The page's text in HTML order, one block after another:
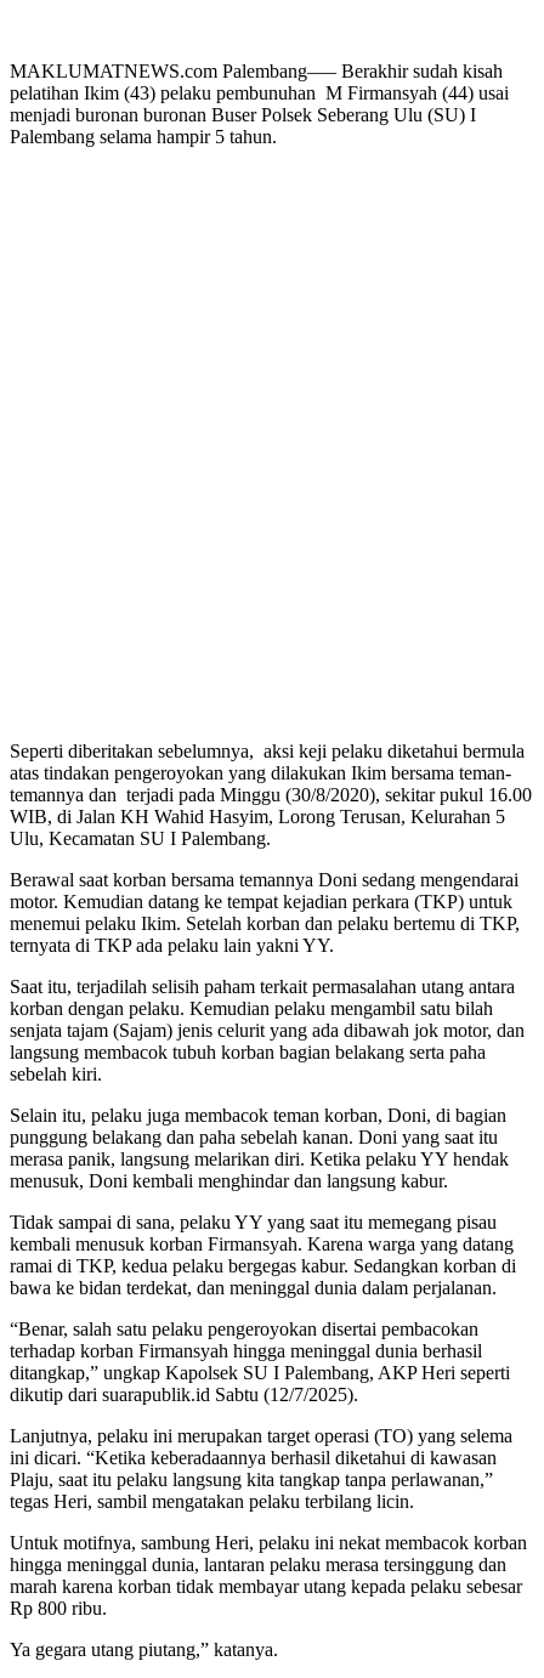
MAKLUMATNEWS.com Palembang—– Berakhir sudah kisah
pelatihan Ikim (43) pelaku pembunuhan M Firmansyah (44) usai
menjadi buronan buronan Buser Polsek Seberang Ulu (SU) I
Palembang selama hampir 5 tahun.
Seperti diberitakan sebelumnya, aksi keji pelaku diketahui bermula
atas tindakan pengeroyokan yang dilakukan Ikim bersama teman-
temannya dan terjadi pada Minggu (30/8/2020), sekitar pukul 16.00
WIB, di Jalan KH Wahid Hasyim, Lorong Terusan, Kelurahan 5
Ulu, Kecamatan SU I Palembang.
Berawal saat korban bersama temannya Doni sedang mengendarai
motor. Kemudian datang ke tempat kejadian perkara (TKP) untuk
menemui pelaku Ikim. Setelah korban dan pelaku bertemu di TKP,
ternyata di TKP ada pelaku lain yakni YY.
Saat itu, terjadilah selisih paham terkait permasalahan utang antara
korban dengan pelaku. Kemudian pelaku mengambil satu bilah
senjata tajam (Sajam) jenis celurit yang ada dibawah jok motor, dan
langsung membacok tubuh korban bagian belakang serta paha
sebelah kiri.
Selain itu, pelaku juga membacok teman korban, Doni, di bagian
punggung belakang dan paha sebelah kanan. Doni yang saat itu
merasa panik, langsung melarikan diri. Ketika pelaku YY hendak
menusuk, Doni kembali menghindar dan langsung kabur.
Tidak sampai di sana, pelaku YY yang saat itu memegang pisau
kembali menusuk korban Firmansyah. Karena warga yang datang
ramai di TKP, kedua pelaku bergegas kabur. Sedangkan korban di
bawa ke bidan terdekat, dan meninggal dunia dalam perjalanan.
“Benar, salah satu pelaku pengeroyokan disertai pembacokan
terhadap korban Firmansyah hingga meninggal dunia berhasil
ditangkap,” ungkap Kapolsek SU I Palembang, AKP Heri seperti
dikutip dari suarapublik.id Sabtu (12/7/2025).
Lanjutnya, pelaku ini merupakan target operasi (TO) yang selema
ini dicari. “Ketika keberadaannya berhasil diketahui di kawasan
Plaju, saat itu pelaku langsung kita tangkap tanpa perlawanan,”
tegas Heri, sambil mengatakan pelaku terbilang licin.
Untuk motifnya, sambung Heri, pelaku ini nekat membacok korban
hingga meninggal dunia, lantaran pelaku merasa tersinggung dan
marah karena korban tidak membayar utang kepada pelaku sebesar
Rp 800 ribu.
Ya gegara utang piutang,” katanya.